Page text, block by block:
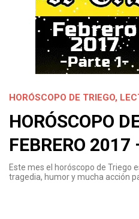
HORÓSCOPO DE TRIEGO,
HORÓSCOPO
FEBRERO 2017
Este mes el horóscopo de Triego
tragedia, humor y mucha acción